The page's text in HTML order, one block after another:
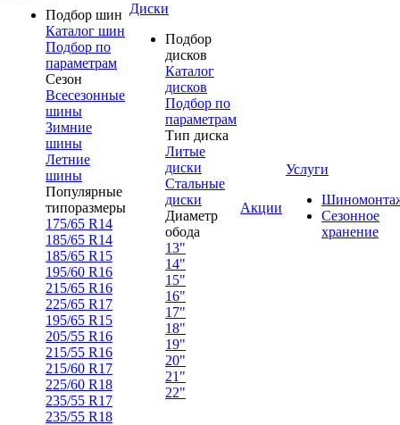
Подбор шин
Каталог шин
Подбор по
параметрам
Сезон
Всесезонные
шины
Зимние
шины
Летние
шины
Популярные
типоразмеры
175/65 R14
185/65 R14
185/65 R15
195/60 R16
215/65 R16
225/65 R17
195/65 R15
205/55 R16
215/55 R16
215/60 R17
225/60 R18
235/55 R17
235/55 R18
Диски
Подбор
дисков
Каталог
дисков
Подбор по
параметрам
Тип диска
Литые
диски
Стальные
диски
Диаметр
обода
13"
14"
15"
16"
17"
18"
19"
20"
21"
22"
Акции
Услуги
Сезонное
хранение